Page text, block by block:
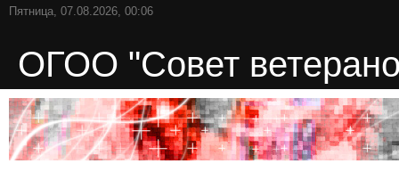
Пятница, 07.08.2026, 00:06
ОГОО "Совет